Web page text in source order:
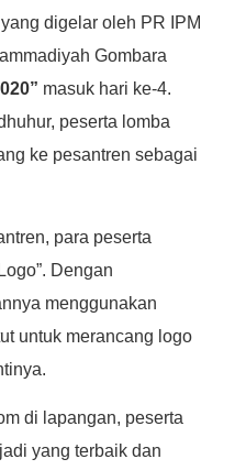
digelar oleh PR IPM
Gombara
masuk hari ke-4.
peserta lomba
ke pesantren sebagai
para peserta
Dengan
menggunakan
untuk merancang logo
di lapangan, peserta
yang terbaik dan